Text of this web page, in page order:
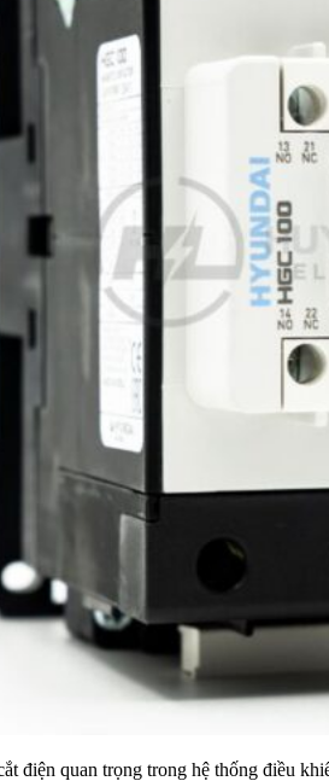
điện quan trọng trong hệ thống điều